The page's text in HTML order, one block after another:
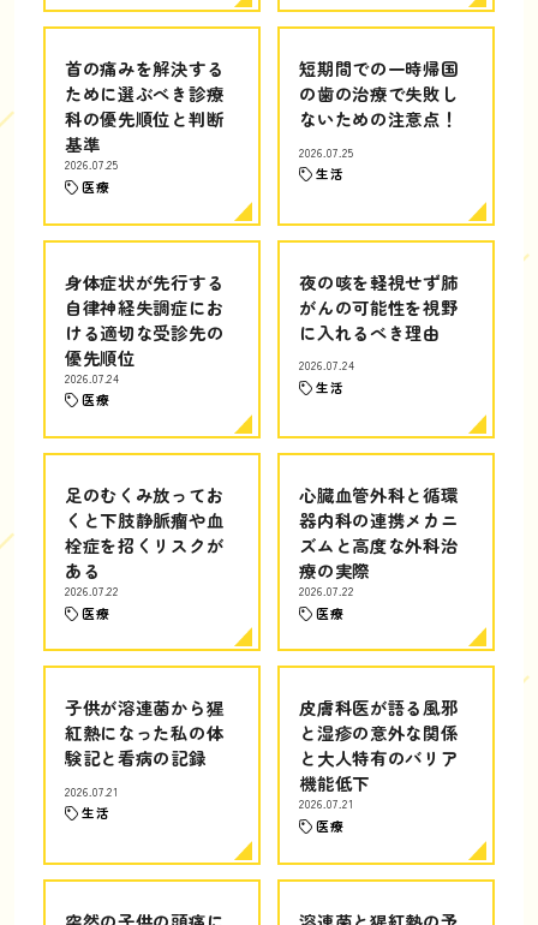
首の痛みを解決する
ために選ぶべき診療
科の優先順位と判断
基準
2026.07.25
医療
短期間での一時帰国
の歯の治療で失敗し
ないための注意点！
2026.07.25
生活
身体症状が先行する
自律神経失調症にお
ける適切な受診先の
優先順位
2026.07.24
医療
夜の咳を軽視せず肺
がんの可能性を視野
に入れるべき理由
2026.07.24
生活
足のむくみ放ってお
くと下肢静脈瘤や血
栓症を招くリスクが
ある
2026.07.22
医療
心臓血管外科と循環
器内科の連携メカニ
ズムと高度な外科治
療の実際
2026.07.22
医療
子供が溶連菌から猩
紅熱になった私の体
験記と看病の記録
2026.07.21
生活
皮膚科医が語る風邪
と湿疹の意外な関係
と大人特有のバリア
機能低下
2026.07.21
医療